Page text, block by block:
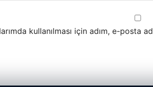
kullanılması için adım, e-posta